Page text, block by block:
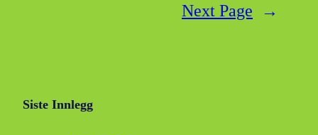
Next Page
→
Siste Innlegg